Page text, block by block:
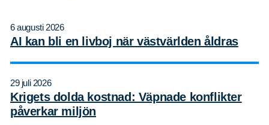
6 augusti 2026
AI kan bli en livboj när västvärlden åldras
29 juli 2026
Krigets dolda kostnad: Väpnade konflikter
påverkar miljön